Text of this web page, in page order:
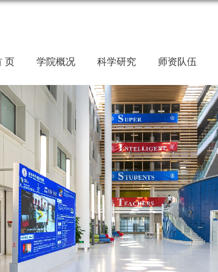
页 学院概况 科学研究 师资队伍